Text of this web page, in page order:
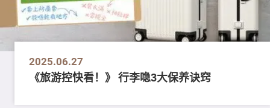
2025.06.27
《旅游控快看！》 行李喼3大保养诀窍